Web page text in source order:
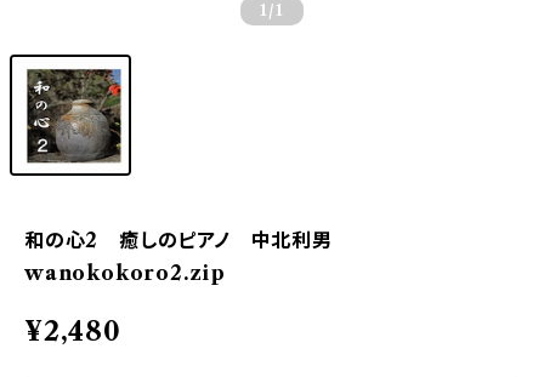
1 /1
和の心2 癒しのピアノ 中北利男
wanokokoro2.zip
¥2,480